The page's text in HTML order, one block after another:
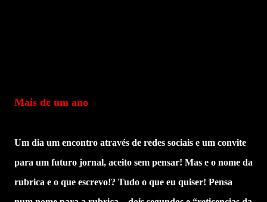
Mais de um ano
Um dia um encontro através de redes sociais e um convite
para um futuro jornal, aceito sem pensar! Mas e o nome da
rubrica e o que escrevo!? Tudo o que eu quiser! Pensa